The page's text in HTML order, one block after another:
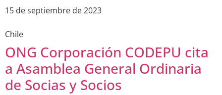
15 de septiembre de 2023
Chile
ONG Corporación CODEPU cita
a Asamblea General Ordinaria
de Socias y Socios